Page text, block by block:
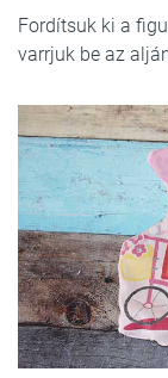
Fordítsuk ki a
varrjuk be az